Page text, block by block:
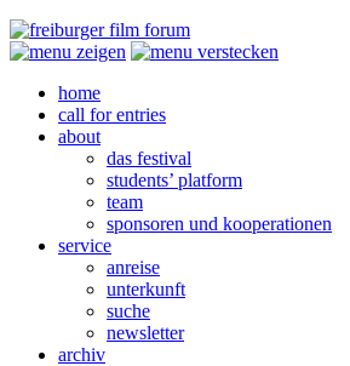
home
call for entries
about
das festival
students’ platform
team
sponsoren und kooperationen
service
anreise
unterkunft
suche
newsletter
archiv